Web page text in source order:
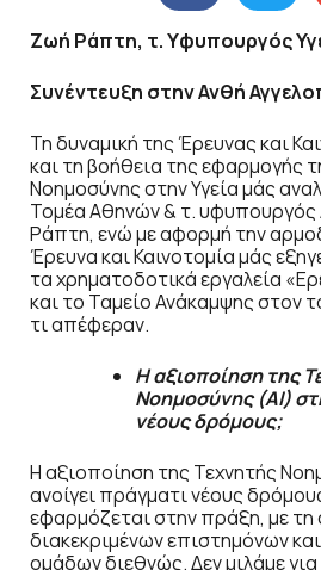
Ζωή Ράπτη, τ. Yφυπουργός
Συνέντευξη στην Ανθή
Τη δυναμική της Έρευνας και
και τη βοήθεια της εφαρμογής
Νοημοσύνης στην Υγεία μάς
Τομέα Αθηνών & τ.
Ράπτη, ενώ με αφορμή την
Έρευνα και Καινοτομία μάς
τα χρηματοδοτικά εργαλεία
και το Ταμείο Ανάκαμψης στον
τι απέφεραν.
Η αξιοποίηση της
Νοημοσύνης (AI)
νέους δρόμους;
Η αξιοποίηση της Τεχνητής
ανοίγει πράγματι νέους
εφαρμόζεται στην πράξη, με τη
διακεκριμένων επιστημόνων
ομάδων διεθνώς. Δεν μιλάμε